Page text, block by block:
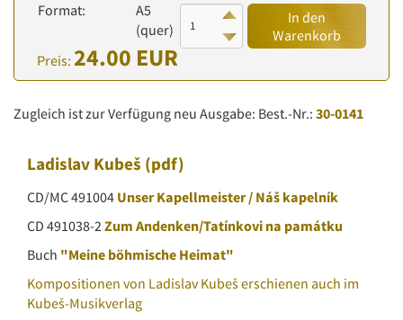
Format:
A5
(quer)
Preis: 24.00 EUR
In den
Warenkorb
Zugleich ist zur Verfügung neu Ausgabe: Best.-Nr.: 30-0141
Ladislav Kubeš (pdf)
CD/MC 491004 Unser Kapellmeister / Náš kapelník
CD 491038-2Zum Andenken/Tatínkovi na památku
Buch "Meine böhmische Heimat"
Kompositionen von Ladislav Kubeš erschienen auch im
Kubeš-Musikverlag